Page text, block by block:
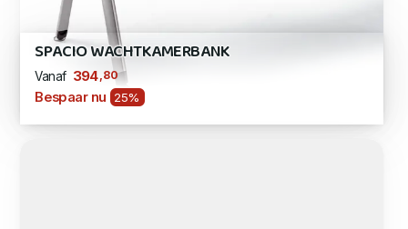
SPACIO WACHTKAMERBANK
Vanaf 394 ,80
Bespaar nu 25%